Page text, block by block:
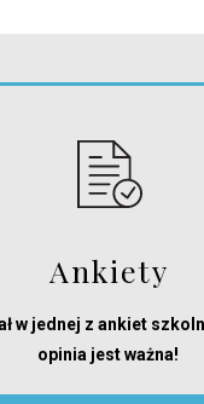
Ankiety
w jednej z ankiet
opinia jest ważna!